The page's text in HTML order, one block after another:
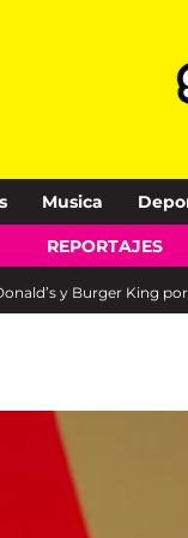
Musica
REPORTAJES
y Burger King